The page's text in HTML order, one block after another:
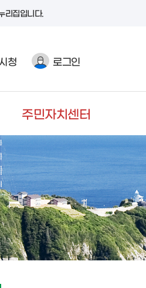
리집입니다.
청 로그인
주민자치센터